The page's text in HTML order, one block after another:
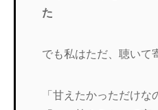
た
でも私はただ、聴いて
「甘えたかっただけ